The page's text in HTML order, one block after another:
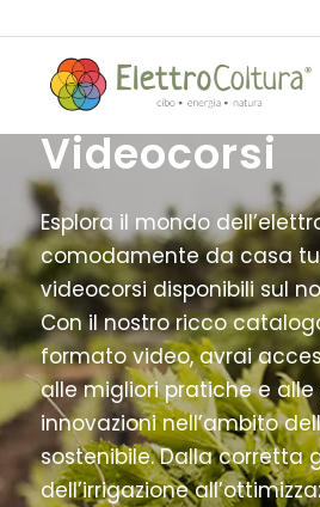
Videocorsi
Esplora il mondo
comodamente da casa
videocorsi disponibili sul
Con il nostro ricco
formato video, avrai
alle migliori pratiche e
innovazioni nell’ambito
sostenibile. Dalla corretta
dell’irrigazione